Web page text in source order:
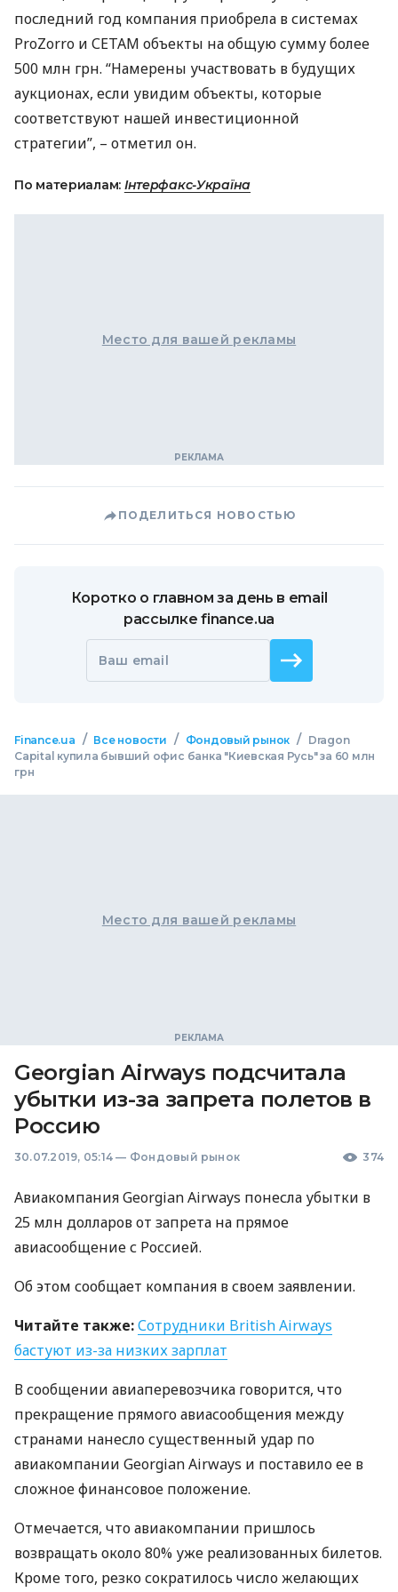
последний год компания приобрела в системах
ProZorro и СЕТАМ объекты на общую сумму более
500 млн грн. “Намерены участвовать в будущих
аукционах, если увидим объекты, которые
соответствуют нашей инвестиционной
стратегии”, – отметил он.
По материалам: Інтерфакс-Україна
Место для вашей рекламы
ПОДЕЛИТЬСЯ НОВОСТЬЮ
Коротко о главном за день в email
рассылке finance.ua
Ваш email
Finance.ua / Все новости / Фондовый рынок /
Dragon
Capital купила бывший офис банка "Киевская Русь" за 60 млн
грн
Место для вашей рекламы
Georgian Airways подсчитала
убытки из-за запрета полетов в
Россию
30.07.2019, 05:14 — Фондовый рынок 374
Авиакомпания Georgian Airways понесла убытки в
25 млн долларов от запрета на прямое
авиасообщение с Россией.
Об этом сообщает компания в своем заявлении.
Читайте также:Сотрудники British Airways
бастуют из-за низких зарплат
В сообщении авиаперевозчика говорится, что
прекращение прямого авиасообщения между
странами нанесло существенный удар по
авиакомпании Georgian Airways и поставило ее в
сложное финансовое положение.
Отмечается, что авиакомпании пришлось
возвращать около 80% уже реализованных билетов.
Кроме того, резко сократилось число желающих